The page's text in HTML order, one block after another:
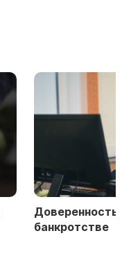
Доверенность
банкротстве